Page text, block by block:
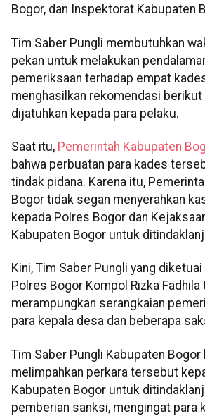
Bogor, dan Inspektorat Kabupaten
Tim Saber Pungli membutuhkan
pekan untuk melakukan
pemeriksaan terhadap empat
menghasilkan rekomendasi berikut
dijatuhkan kepada para pelaku.
Saat itu, Pemerintah Kabupaten
bahwa perbuatan para kades
tindak pidana. Karena itu,
Bogor tidak segan menyerahkan
kepada Polres Bogor dan
Kabupaten Bogor untuk
Kini, Tim Saber Pungli yang
Polres Bogor Kompol Rizka Fadhila
merampungkan serangkaian
para kepala desa dan beberapa
Tim Saber Pungli Kabupaten Bogor
melimpahkan perkara tersebut
Kabupaten Bogor untuk
pemberian sanksi, mengingat para